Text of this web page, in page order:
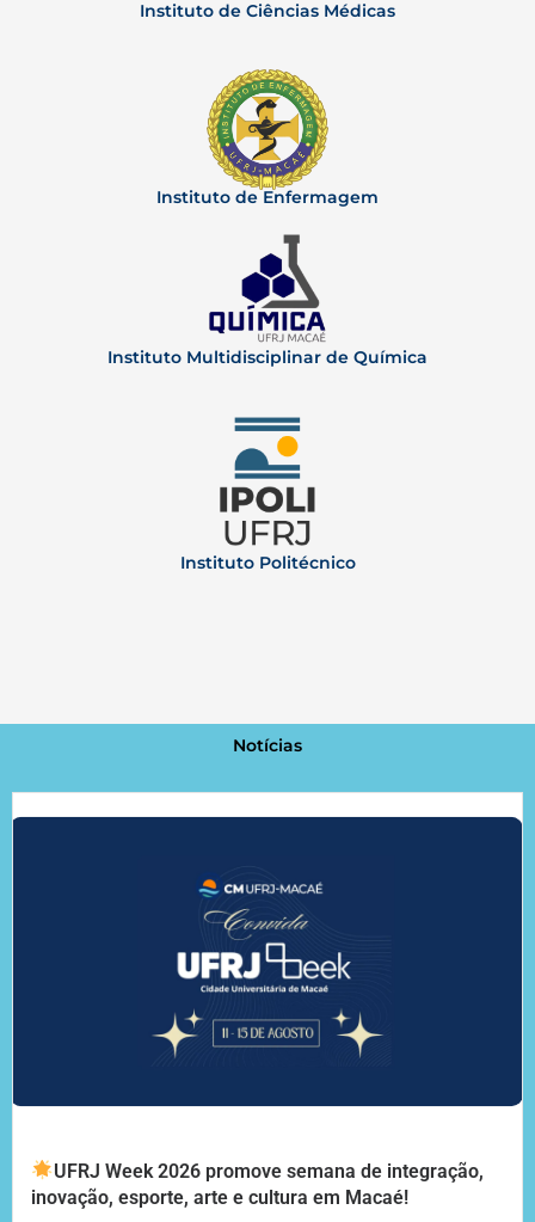
Instituto de Ciências Médicas
Instituto de Enfermagem
Instituto Multidisciplinar de Química
Instituto Politécnico
Notícias
UFRJ Week 2026 promove semana de integração,
inovação, esporte, arte e cultura em Macaé!